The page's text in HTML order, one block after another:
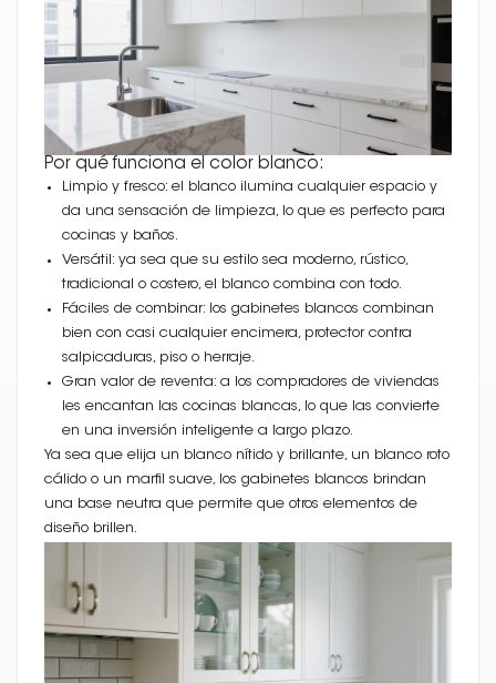
Por qué funciona el color blanco:
Limpio y fresco: el blanco ilumina cualquier espacio y
da una sensación de limpieza, lo que es perfecto para
cocinas y baños.
Versátil: ya sea que su estilo sea moderno, rústico,
tradicional o costero, el blanco combina con todo.
Fáciles de combinar: los gabinetes blancos combinan
bien con casi cualquier encimera, protector contra
salpicaduras, piso o herraje.
Gran valor de reventa: a los compradores de viviendas
les encantan las cocinas blancas, lo que las convierte
en una inversión inteligente a largo plazo.
Ya sea que elija un blanco nítido y brillante, un blanco roto
cálido o un marfil suave, los gabinetes blancos brindan
una base neutra que permite que otros elementos de
diseño brillen.